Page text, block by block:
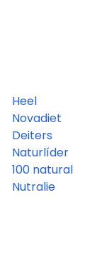
Heel
Novadiet
Deiters
Naturlíder
100 natural
Nutralie